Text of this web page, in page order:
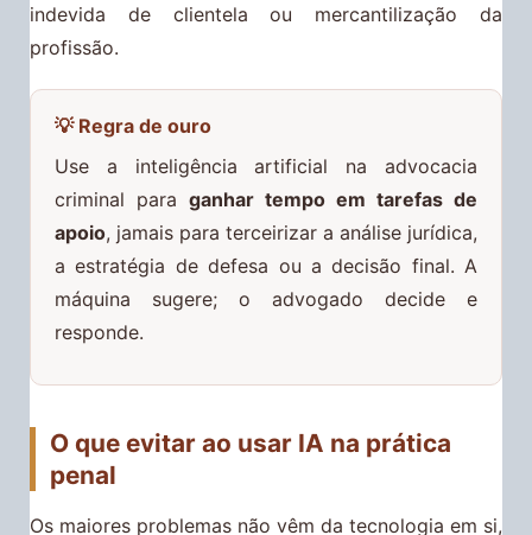
indevida de clientela ou mercantilização da
profissão.
💡 Regra de ouro
Use a inteligência artificial na advocacia
criminal para ganhar tempo em tarefas de
apoio, jamais para terceirizar a análise jurídica,
a estratégia de defesa ou a decisão final. A
máquina sugere; o advogado decide e
responde.
O que evitar ao usar IA na prática
penal
Os maiores problemas não vêm da tecnologia em si,